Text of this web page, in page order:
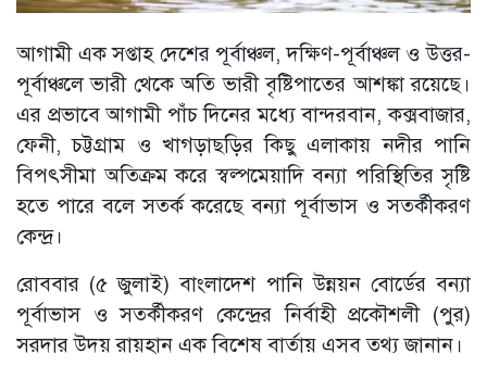
আগামী এক সপ্তাহ দেশের পূর্বাঞ্চল, দক্ষিণ-পূর্বাঞ্চল ও উত্তর-
পূর্বাঞ্চলে ভারী থেকে অতি ভারী বৃষ্টিপাতের আশঙ্কা রয়েছে।
এর প্রভাবে আগামী পাঁচ দিনের মধ্যে বান্দরবান, কক্সবাজার,
ফেনী, চট্টগ্রাম ও খাগড়াছড়ির কিছু এলাকায় নদীর পানি
বিপৎসীমা অতিক্রম করে স্বল্পমেয়াদি বন্যা পরিস্থিতির সৃষ্টি
হতে পারে বলে সতর্ক করেছে বন্যা পূর্বাভাস ও সতর্কীকরণ
কেন্দ্র।
রোববার (৫ জুলাই) বাংলাদেশ পানি উন্নয়ন বোর্ডের বন্যা
পূর্বাভাস ও সতর্কীকরণ কেন্দ্রের নির্বাহী প্রকৌশলী (পুর)
সরদার উদয় রায়হান এক বিশেষ বার্তায় এসব তথ্য জানান।